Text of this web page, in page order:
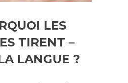
LES
TIRENT –
LANGUE ?